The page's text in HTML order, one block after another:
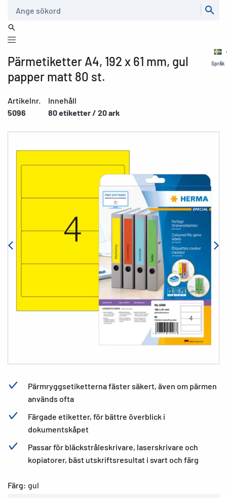
Språk
Pärmetiketter A4, 192 x 61 mm, gul
papper matt 80 st.
Artikelnr.
5096
Innehåll
80 etiketter / 20 ark
Pärmryggsetiketterna fäster säkert, även om pärmen
används ofta
Färgade etiketter, för bättre överblick i
dokumentskåpet
Passar för bläckstråleskrivare, laserskrivare och
kopiatorer, bäst utskriftsresultat i svart och färg
Färg: gul